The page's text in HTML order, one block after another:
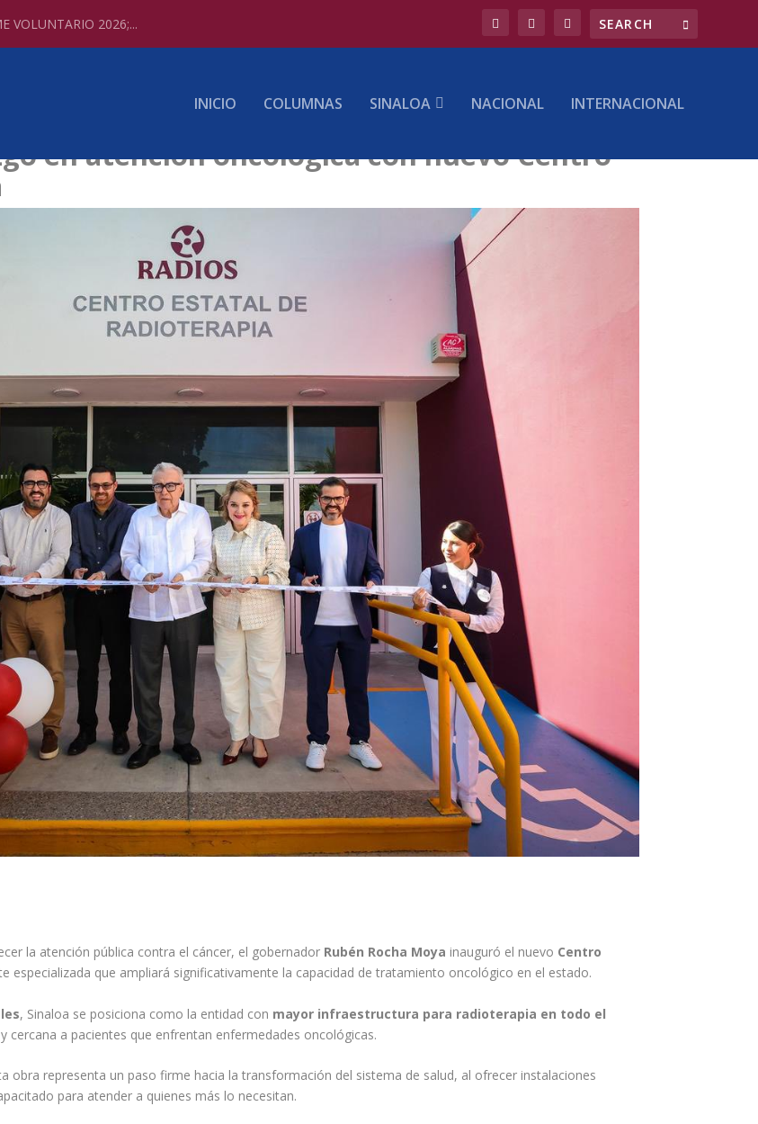
VOLUNTARIO 2026;...
INICIO COLUMNAS SINALOA NACIONAL INTERNACIONAL
en atención oncológica con nuevo Centro
la atención pública contra el cáncer, el gobernador Rubén Rocha Moya inauguró el nuevo Centro
especializada que ampliará significativamente la capacidad de tratamiento oncológico en el estado.
, Sinaloa se posiciona como la entidad con mayor infraestructura para radioterapia en todo el
cercana a pacientes que enfrentan enfermedades oncológicas.
obra representa un paso firme hacia la transformación del sistema de salud, al ofrecer instalaciones
para atender a quienes más lo necesitan.